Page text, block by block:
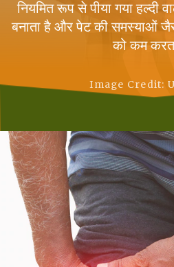
नियमित रूप से पीया गया हल्दी
बनाता है और पेट की समस्याओं
को कम
Image Credit: